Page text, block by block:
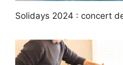
Solidays 2024 : concert